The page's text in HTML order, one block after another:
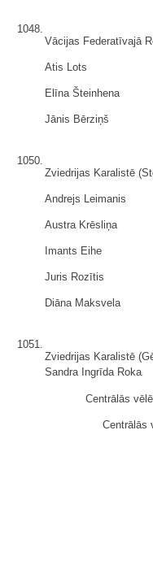
1048.
Vācijas Federatīvajā
Atis Lots
Elīna Šteinhena
Jānis Bērziņš
1050.
Zviedrijas Karalistē
Andrejs Leimanis
Austra Krēsliņa
Imants Eihe
Juris Rozītis
Diāna Maksvela
1051.
Zviedrijas Karalistē
Sandra Ingrīda Roka
Centrālās
Centrālās